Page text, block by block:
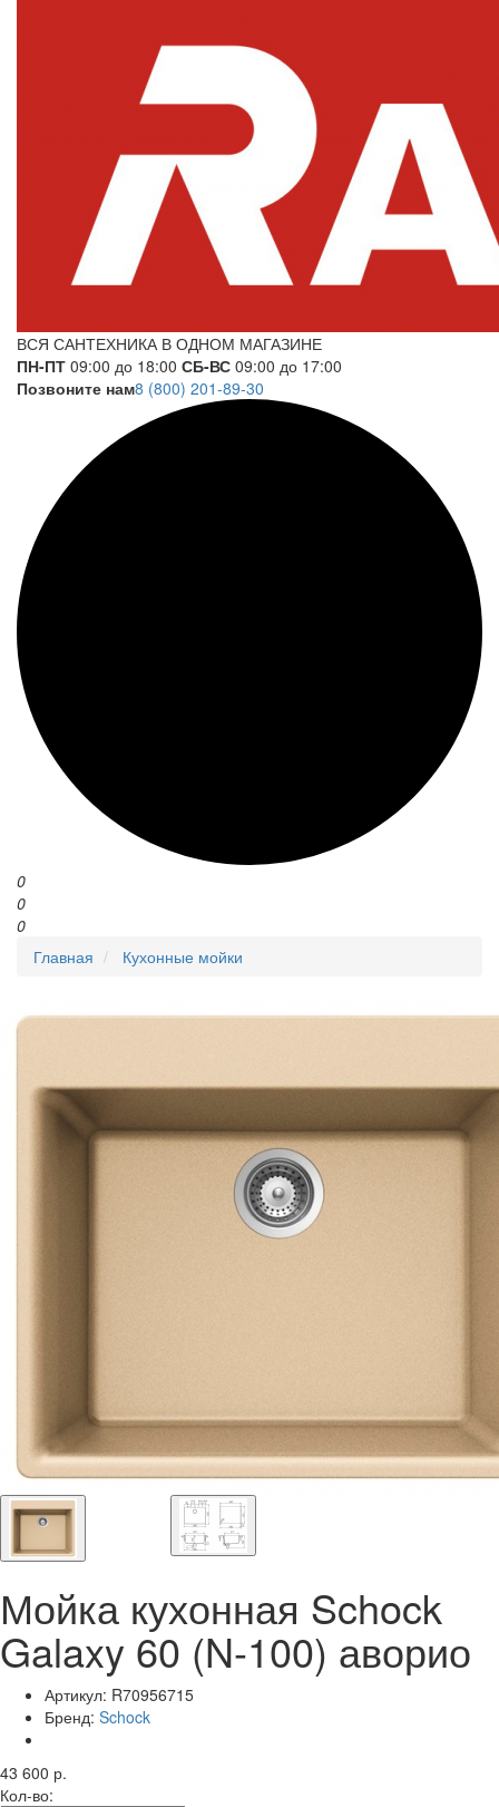
ВСЯ САНТЕХНИКА В ОДНОМ МАГАЗИНЕ
ПН-ПТ 09:00 до 18:00 СБ-ВС 09:00 до 17:00
Позвоните нам8 (800) 201-89-30
0
0
0
Главная
Кухонные мойки
Мойка кухонная Schock
Galaxy 60 (N-100) аворио
Артикул: R70956715
Бренд: Schock
43 600 р.
Кол-во: